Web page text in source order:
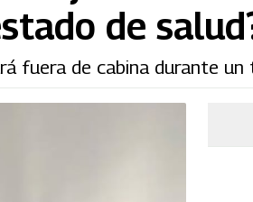
de
fuera de cabina durante un